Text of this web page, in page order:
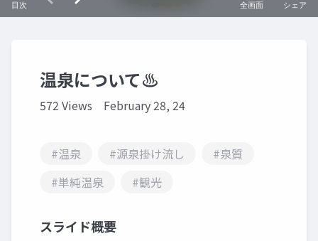
温泉について♨️
572 Views February 28, 24
#温泉 #源泉掛け流し
#泉質
#単純温泉
#観光
スライド概要